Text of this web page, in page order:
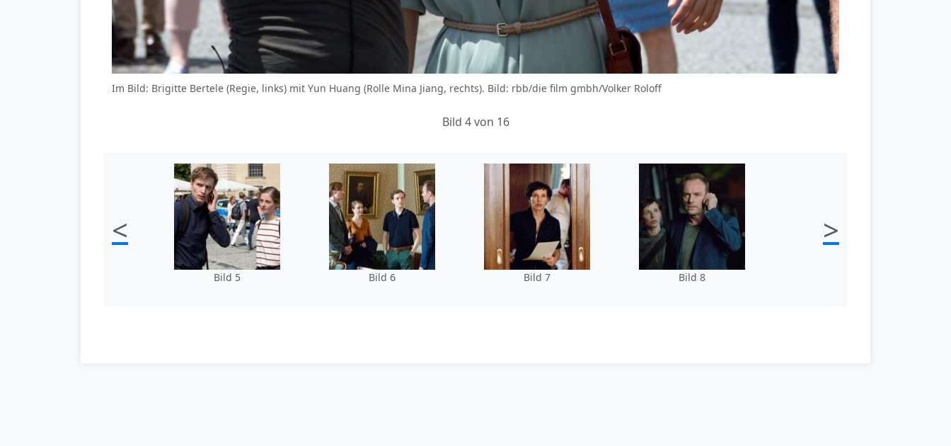
Im Bild: Brigitte Bertele (Regie, links) mit Yun Huang (Rolle Mina Jiang, rechts). Bild: rbb/die film gmbh/Volker Roloff
Bild 4 von 16
<
Bild 5 Bild 6 Bild 7 Bild 8
>